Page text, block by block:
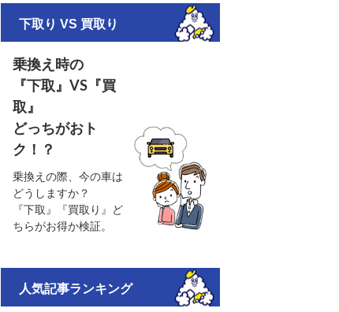
下取り VS 買取り
乗換え時の
『下取』VS『買
取』
どっちがおト
ク！？
乗換えの際、今の車は
どうしますか？
『下取』『買取り』ど
ちらがお得か検証。
人気記事ランキング